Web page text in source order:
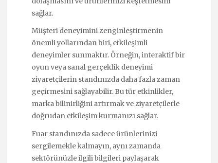
sağlar.
Müşteri deneyimini zenginleştirmenin
önemli yollarından biri, etkileşimli
deneyimler sunmaktır. Örneğin, interaktif bir
oyun veya sanal gerçeklik deneyimi
ziyaretçilerin standınızda daha fazla zaman
geçirmesini sağlayabilir. Bu tür etkinlikler,
marka bilinirliğini artırmak ve ziyaretçilerle
doğrudan etkileşim kurmanızı sağlar.
Fuar standınızda sadece ürünlerinizi
sergilemekle kalmayın, aynı zamanda
sektörünüzle ilgili bilgileri paylaşarak